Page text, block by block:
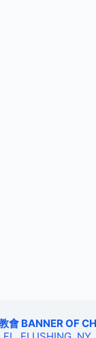
會 BANNER OF